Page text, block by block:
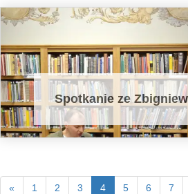
Spotkanie ze
« 1 2 3 4 5 6 7